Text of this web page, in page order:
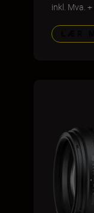
inkl. Mva. +